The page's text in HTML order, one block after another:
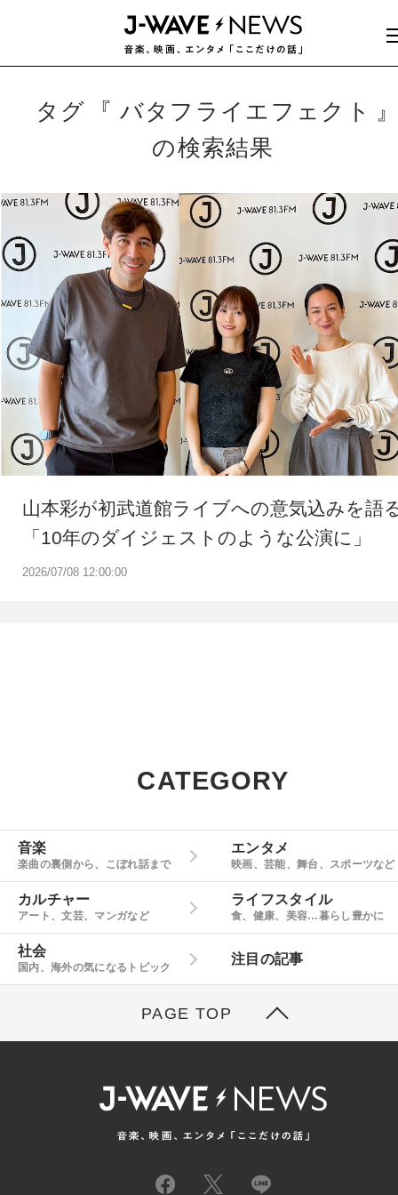
タグ
バタフライエフェクト
の検索結果
2026/07/08 12:00:00
山本彩が初武道館ライブへの意気込みを語
「10年のダイジェストのような公演に」
CATEGORY
音楽
楽曲の裏側から、こぼれ話まで
エンタメ
映画、芸能、舞台、スポーツなど
カルチャー
アート、文芸、マンガなど
ライフスタイル
食、健康、美容…暮らし豊かに
社会
国内、海外の気になるトピック
注目の記事
PAGE TOP